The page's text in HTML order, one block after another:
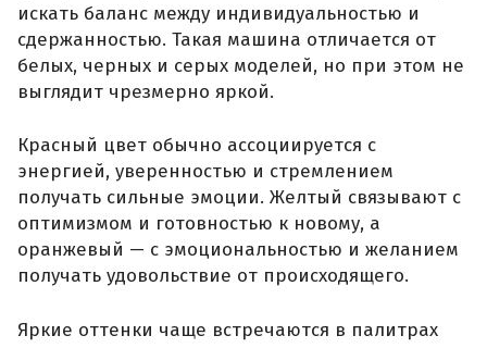
искать баланс между индивидуальностью и
сдержанностью. Такая машина отличается от
белых, черных и серых моделей, но при этом не
выглядит чрезмерно яркой.
Красный цвет обычно ассоциируется с
энергией, уверенностью и стремлением
получать сильные эмоции. Желтый связывают с
оптимизмом и готовностью к новому, а
оранжевый — с эмоциональностью и желанием
получать удовольствие от происходящего.
Яркие оттенки чаще встречаются в палитрах